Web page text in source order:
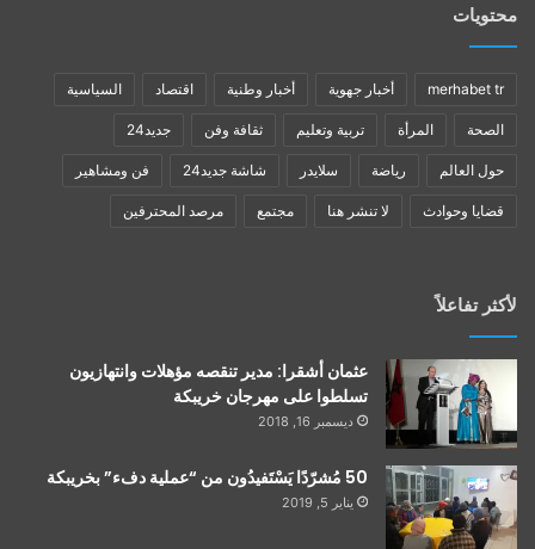
محتويات
merhabet tr أخبار جهوية أخبار وطنية اقتصاد السياسية
الصحة المرأة تربية وتعليم ثقافة وفن جديد24
حول العالم رياضة سلايدر شاشة جديد24 فن ومشاهير
قضايا وحوادث لا تنشر هنا مجتمع مرصد المحترفين
لأكثر تفاعلاً
عثمان أشقرا: مدير تنقصه مؤهلات وانتهازيون
تسلطوا على مهرجان خريبكة
ديسمبر 16, 2018
50 مُشرّدًا يَسْتَفيدُون من “عملية دفء” بخريبكة
يناير 5, 2019